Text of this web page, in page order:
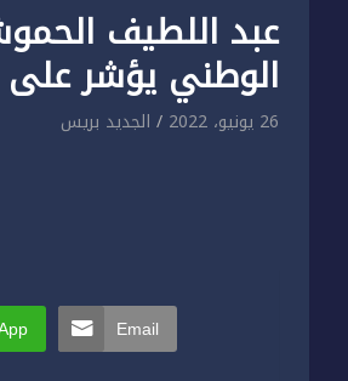
عبد اللطيف
الوطني يؤشر
26 يونيو، 2022 الجديد بريس
Email